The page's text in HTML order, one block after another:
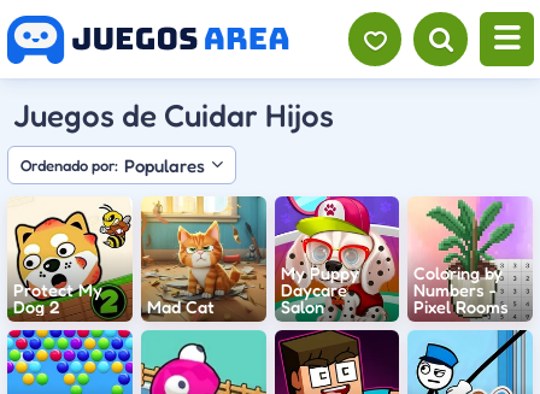
Juegos de Cuidar Hijos
Ordenado por: Populares
Protect My
Dog 2
Mad Cat
My Puppy
Daycare
Salon
Coloring by
Numbers -
Pixel Rooms